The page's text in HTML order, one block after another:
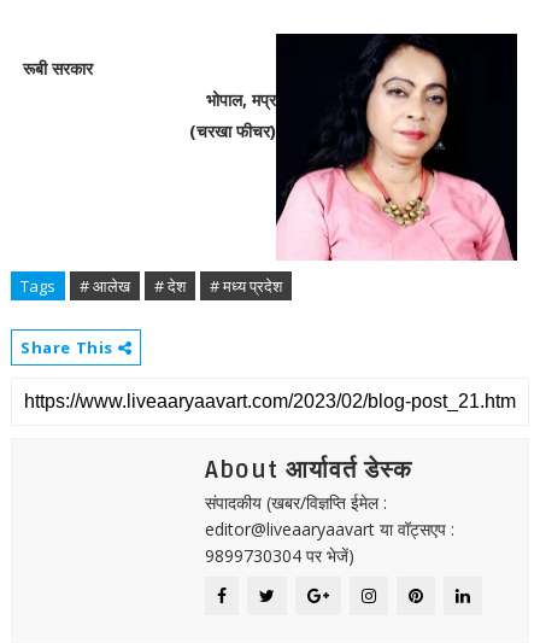
रूबी सरकार
भोपाल, मप्र
(चरखा फीचर)
Tags # आलेख # देश # मध्य प्रदेश
Share This
About आर्यावर्त डेस्क
संपादकीय (खबर/विज्ञप्ति ईमेल :
editor@liveaaryaavart या वॉट्सएप :
9899730304 पर भेजें)